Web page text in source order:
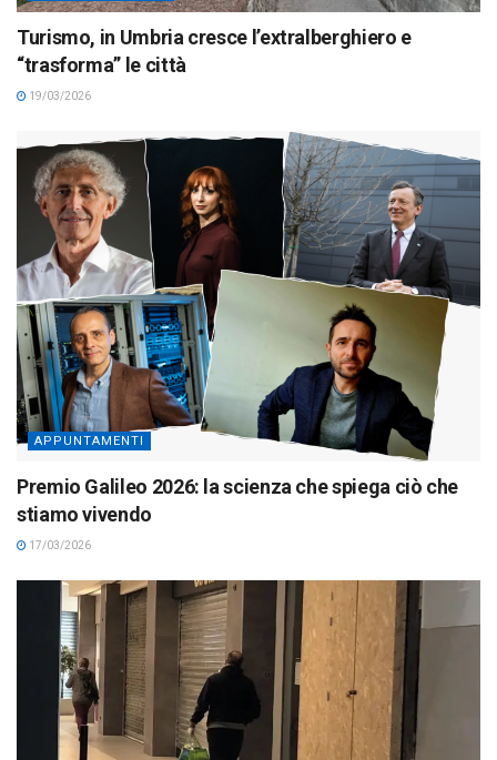
Turismo, in Umbria cresce l’extralberghiero e
“trasforma” le città
19/03/2026
APPUNTAMENTI
Premio Galileo 2026: la scienza che spiega ciò che
stiamo vivendo
17/03/2026